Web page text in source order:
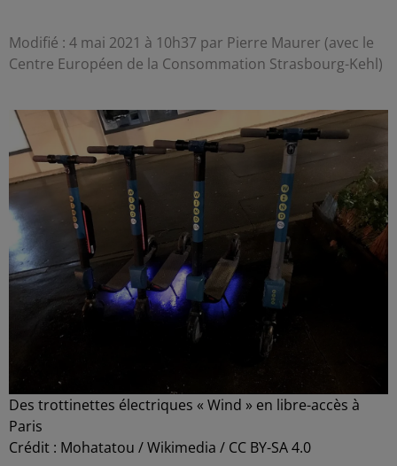
Modifié : 4 mai 2021 à 10h37 par Pierre Maurer (avec le
Centre Européen de la Consommation Strasbourg-Kehl)
Des trottinettes électriques « Wind » en libre-accès à
Paris
Crédit : Mohatatou / Wikimedia / CC BY-SA 4.0